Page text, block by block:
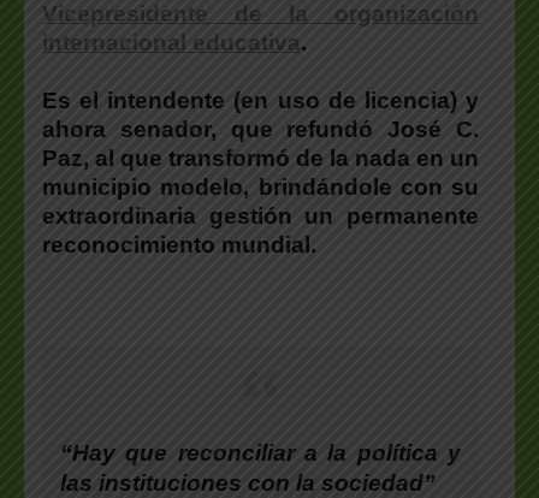
Vicepresidente de la organización
internacional educativa.
Es el intendente (en uso de licencia) y
ahora senador, que refundó José C.
Paz, al que transformó de la nada en un
municipio modelo, brindándole con su
extraordinaria gestión un permanente
reconocimiento mundial.
“Hay que reconciliar a la política y
las instituciones con la sociedad”